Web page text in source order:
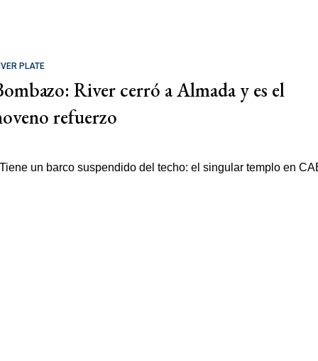
PLATE
River cerró a Almada y es el
refuerzo